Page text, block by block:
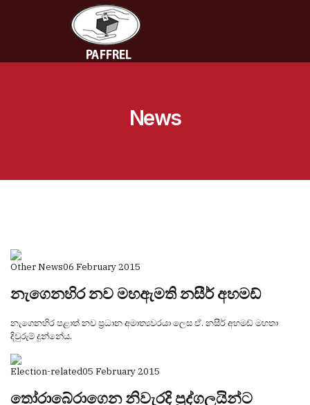
News
Other News06 February 2015
නැගෙනහිර නව මහඇමති නසීර් අහමඩ්
නැගෙනහිර පළාත් නව ප්‍රධාන අමාත්‍යවරයා ලෙස ඒ. නසීර් අහමඩ් මහතා
දිවුරුම් දුන්නේය.
Election-related05 February 2015
තෝරාබේරාගෙන නිවැරදි පුද්ගලයින්ට